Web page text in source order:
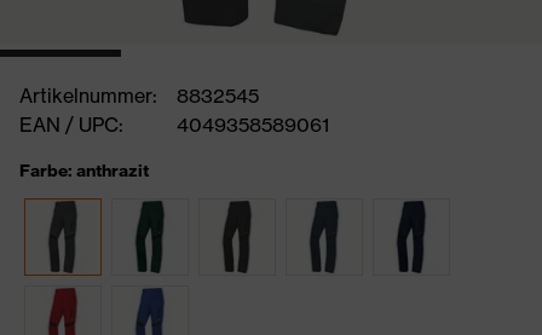
Artikelnummer:
8832545
EAN / UPC:
4049358589061
Farbe: anthrazit